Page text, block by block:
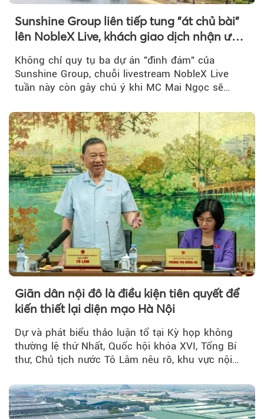
Sunshine Group liên tiếp tung "át chủ bài"
lên NobleX Live, khách giao dịch nhận ưu
Không chỉ quy tụ ba dự án "đình đám" của
Sunshine Group, chuỗi livestream NobleX Live
tuần này còn gây chú ý khi MC Mai Ngọc sẽ
Giãn dân nội đô là điều kiện tiên quyết để
kiến thiết lại diện mạo Hà Nội
Dự và phát biểu thảo luận tổ tại Kỳ họp không
thường lệ thứ Nhất, Quốc hội khóa XVI, Tổng Bí
thư, Chủ tịch nước Tô Lâm nêu rõ, khu vực nội